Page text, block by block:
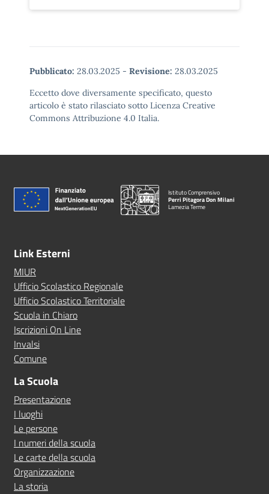
Pubblicato: 28.03.2025 - Revisione: 28.03.2025
Eccetto dove diversamente specificato, questo
articolo è stato rilasciato sotto Licenza Creative
Commons Attribuzione 4.0 Italia.
Istituto Comprensivo
Perri Pitagora Don Milani
Lamezia Terme
Link Esterni
MIUR
Ufficio Scolastico Regionale
Ufficio Scolastico Territoriale
Scuola in Chiaro
Iscrizioni On Line
Invalsi
Comune
La Scuola
Presentazione
I luoghi
Le persone
I numeri della scuola
Le carte della scuola
Organizzazione
La storia